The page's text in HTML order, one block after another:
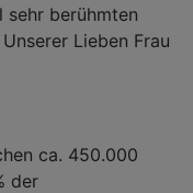
sehr berühmten
Lieben Frau
ca. 450.000
der